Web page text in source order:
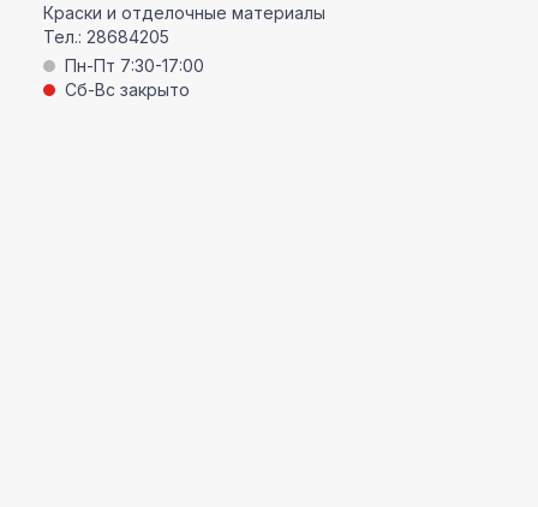
Краски и отделочные материалы
Тел.: 28684205
Пн-Пт 7:30-17:00
Сб-Вс закрыто